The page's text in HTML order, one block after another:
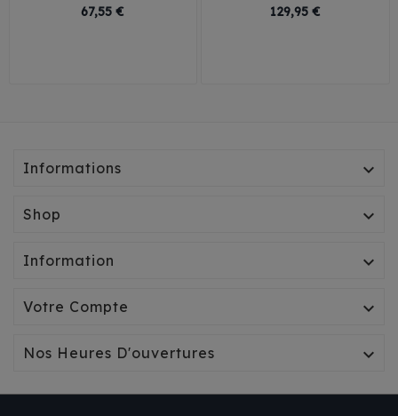
67,55 €
129,95 €Prix
Informations 
Shop 
Information 
Votre Compte 
Nos Heures D'ouvertures 